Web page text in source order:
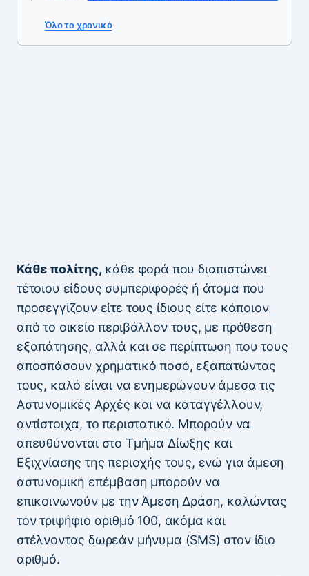
Όλο το χρονικό
Κάθε πολίτης, κάθε φορά που διαπιστώνει
τέτοιου είδους συμπεριφορές ή άτομα που
προσεγγίζουν είτε τους ίδιους είτε κάποιον
από το οικείο περιβάλλον τους, με πρόθεση
εξαπάτησης, αλλά και σε περίπτωση που τους
αποσπάσουν χρηματικό ποσό, εξαπατώντας
τους, καλό είναι να ενημερώνουν άμεσα τις
Αστυνομικές Αρχές και να καταγγέλλουν,
αντίστοιχα, το περιστατικό. Μπορούν να
απευθύνονται στο Τμήμα Δίωξης και
Εξιχνίασης της περιοχής τους, ενώ για άμεση
αστυνομική επέμβαση μπορούν να
επικοινωνούν με την Άμεση Δράση, καλώντας
τον τριψήφιο αριθμό 100, ακόμα και
στέλνοντας δωρεάν μήνυμα (SMS) στον ίδιο
αριθμό.